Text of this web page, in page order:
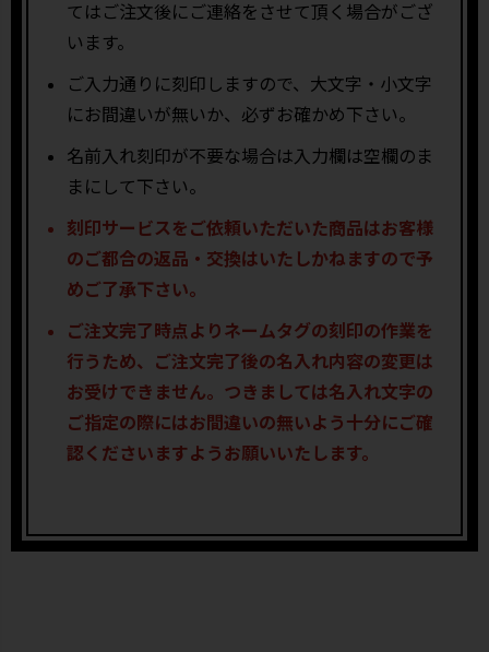
てはご注文後にご連絡をさせて頂く場合がござ
います。
ご入力通りに刻印しますので、大文字・小文字
にお間違いが無いか、必ずお確かめ下さい。
名前入れ刻印が不要な場合は入力欄は空欄のま
まにして下さい。
刻印サービスをご依頼いただいた商品はお客様
のご都合の返品・交換はいたしかねますので予
めご了承下さい。
ご注文完了時点よりネームタグの刻印の作業を
行うため、ご注文完了後の名入れ内容の変更は
お受けできません。つきましては名入れ文字の
ご指定の際にはお間違いの無いよう十分にご確
認くださいますようお願いいたします。